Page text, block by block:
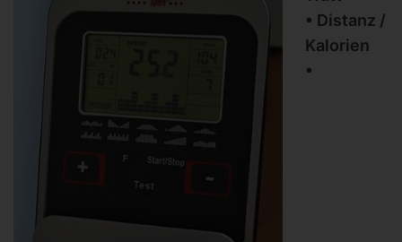
• Distanz /
Kalorien
•